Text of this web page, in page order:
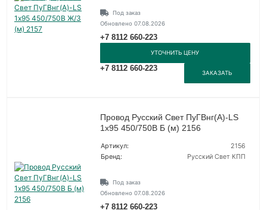
Под заказ
Обновлено 07.08.2026
+7 8112 660-223
УТОЧНИТЬ ЦЕНУ
+7 8112 660-223
ЗАКАЗАТЬ
Провод Русский Свет ПуГВнг(А)-LS
1х95 450/750В Б (м) 2156
Артикул:
2156
Бренд:
Русский Свет КПП
Под заказ
Обновлено 07.08.2026
+7 8112 660-223